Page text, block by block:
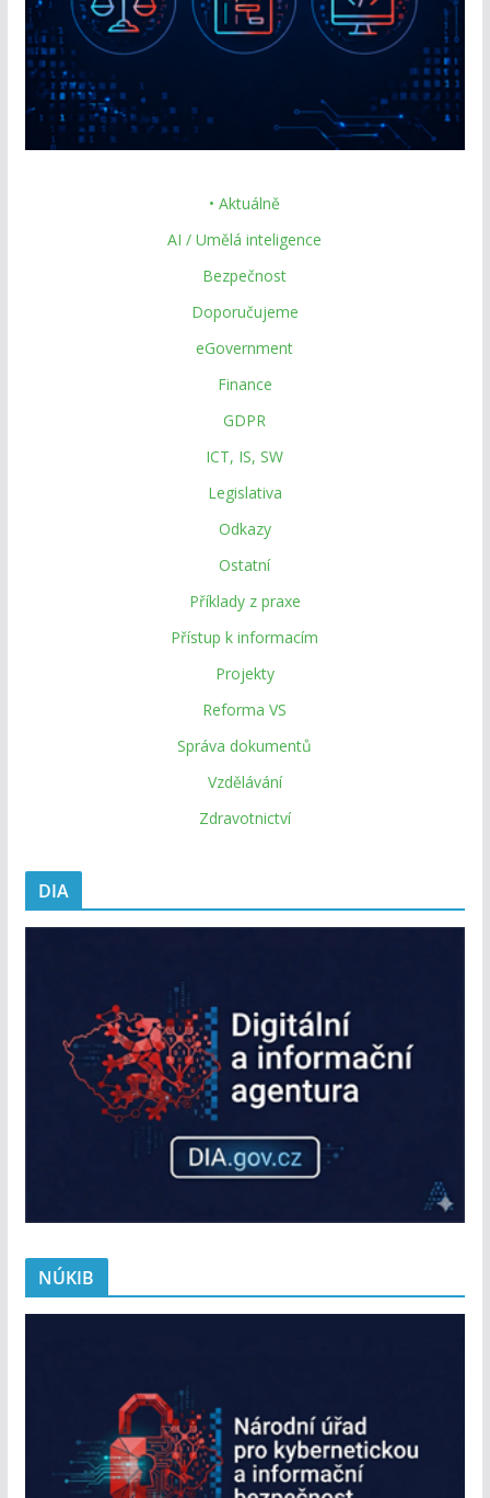
• Aktuálně
AI / Umělá inteligence
Bezpečnost
Doporučujeme
eGovernment
Finance
GDPR
ICT, IS, SW
Legislativa
Odkazy
Ostatní
Příklady z praxe
Přístup k informacím
Projekty
Reforma VS
Správa dokumentů
Vzdělávání
Zdravotnictví
DIA
NÚKIB